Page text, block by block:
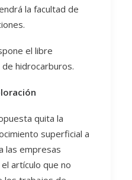
la facultad de
el libre
hidrocarburos.
quita la
superficial a
las empresas
artículo que no